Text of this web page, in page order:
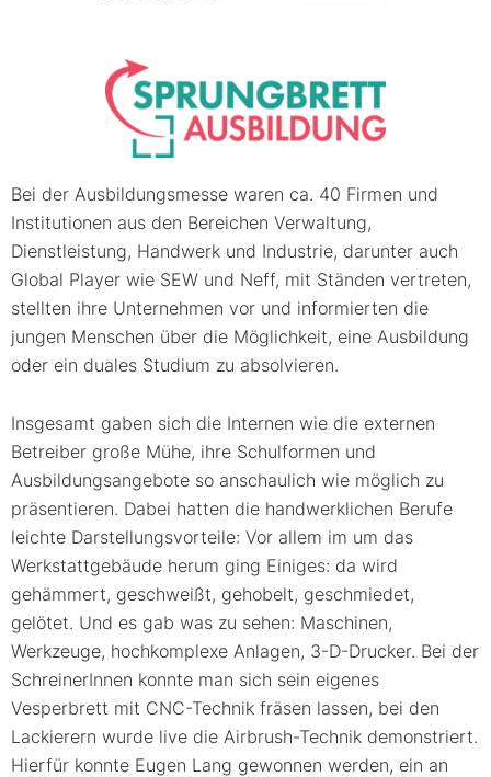
Bei der Ausbildungsmesse waren ca. 40 Firmen und
Institutionen aus den Bereichen Verwaltung,
Dienstleistung, Handwerk und Industrie, darunter auch
Global Player wie SEW und Neff, mit Ständen vertreten,
stellten ihre Unternehmen vor und informierten die
jungen Menschen über die Möglichkeit, eine Ausbildung
oder ein duales Studium zu absolvieren.
Insgesamt gaben sich die Internen wie die externen
Betreiber große Mühe, ihre Schulformen und
Ausbildungsangebote so anschaulich wie möglich zu
präsentieren. Dabei hatten die handwerklichen Berufe
leichte Darstellungsvorteile: Vor allem im um das
Werkstattgebäude herum ging Einiges: da wird
gehämmert, geschweißt, gehobelt, geschmiedet,
gelötet. Und es gab was zu sehen: Maschinen,
Werkzeuge, hochkomplexe Anlagen, 3-D-Drucker. Bei der
SchreinerInnen konnte man sich sein eigenes
Vesperbrett mit CNC-Technik fräsen lassen, bei den
Lackierern wurde live die Airbrush-Technik demonstriert.
Hierfür konnte Eugen Lang gewonnen werden, ein an